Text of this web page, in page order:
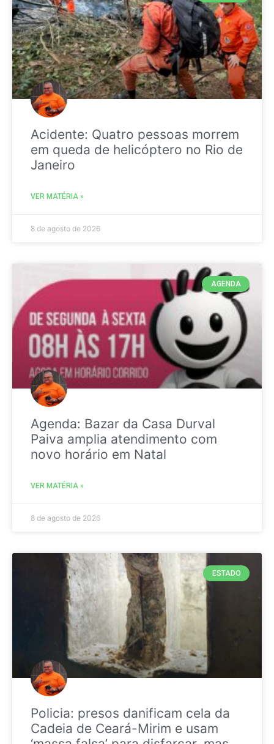
Acidente: Quatro pessoas morrem
em queda de helicóptero no Rio de
Janeiro
VER MATÉRIA »
8 de agosto de 2026
AGENDA
Agenda: Bazar da Casa Durval
Paiva amplia atendimento com
novo horário em Natal
VER MATÉRIA »
8 de agosto de 2026
ESTADO
Policia: presos danificam cela da
Cadeia de Ceará-Mirim e usam